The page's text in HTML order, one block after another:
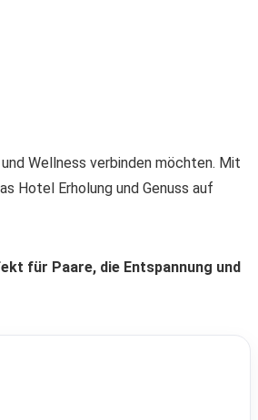
und Wellness verbinden möchten. Mit
Hotel Erholung und Genuss auf
für Paare, die Entspannung und